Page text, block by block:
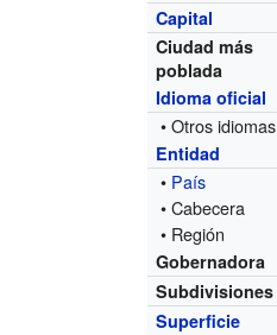
Capital
Ciudad más
poblada
Idioma oficial
• Otros idiomas
Entidad
• País
• Cabecera
• Región
Gobernadora
Subdivisiones
Superficie